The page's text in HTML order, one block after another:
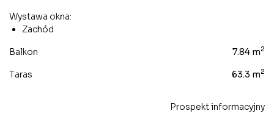
Wystawa okna:
Zachód
Balkon 7.84 m2
Taras 63.3 m2
Prospekt informacyjny